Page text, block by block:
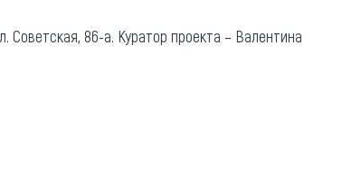
Советская, 86-а. Куратор проекта – Валентина